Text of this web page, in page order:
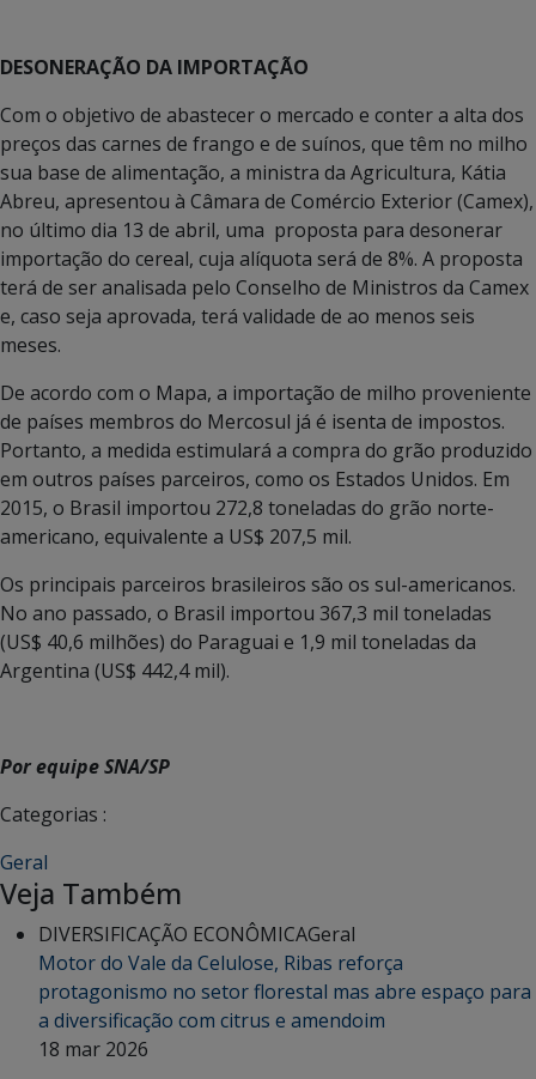
DESONERAÇÃO DA IMPORTAÇÃO
Com o objetivo de abastecer o mercado e conter a alta dos
preços das carnes de frango e de suínos, que têm no milho
sua base de alimentação, a ministra da Agricultura, Kátia
Abreu, apresentou à Câmara de Comércio Exterior (Camex),
no último dia 13 de abril, uma proposta para desonerar
importação do cereal, cuja alíquota será de 8%. A proposta
terá de ser analisada pelo Conselho de Ministros da Camex
e, caso seja aprovada, terá validade de ao menos seis
meses.
De acordo com o Mapa, a importação de milho proveniente
de países membros do Mercosul já é isenta de impostos.
Portanto, a medida estimulará a compra do grão produzido
em outros países parceiros, como os Estados Unidos. Em
2015, o Brasil importou 272,8 toneladas do grão norte-
americano, equivalente a US$ 207,5 mil.
Os principais parceiros brasileiros são os sul-americanos.
No ano passado, o Brasil importou 367,3 mil toneladas
(US$ 40,6 milhões) do Paraguai e 1,9 mil toneladas da
Argentina (US$ 442,4 mil).
Por equipe SNA/SP
Categorias :
Geral
Veja Também
DIVERSIFICAÇÃO ECONÔMICAGeral
Motor do Vale da Celulose, Ribas reforça
protagonismo no setor florestal mas abre espaço para
a diversificação com citrus e amendoim
18 mar 2026